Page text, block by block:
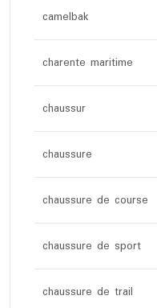
camelbak
charente maritime
chaussur
chaussure
chaussure de course
chaussure de sport
chaussure de trail